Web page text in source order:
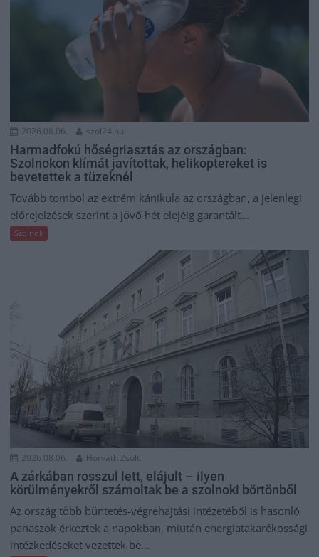
2026.08.06. szol24.hu
Harmadfokú hőségriasztás az országban:
Szolnokon klímát javítottak, helikoptereket is
bevetettek a tüzeknél
Tovább tombol az extrém kánikula az országban, a jelenlegi
előrejelzések szerint a jövő hét elejéig garantált...
Szolnok
2026.08.06. Horváth Zsolt
A zárkában rosszul lett, elájult – ilyen
körülményekről számoltak be a szolnoki börtönből
Az ország több büntetés-végrehajtási intézetéből is hasonló
panaszok érkeztek a napokban, miután energiatakarékossági
intézkedéseket vezettek be...